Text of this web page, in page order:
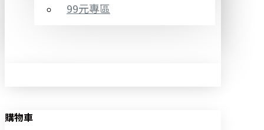
99元專區
購物車